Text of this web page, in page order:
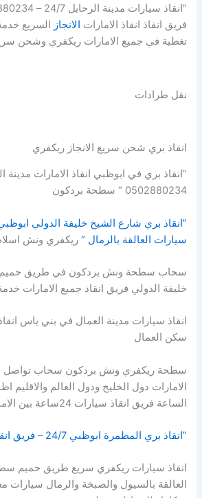
فريق انقاذ انقاذ الامارات
الانجاز
السريع
تغطية في جميع الامارات ريكفري وشحن
نقل طرادات
انقاذ بري شحن سريع الانجاز ريكفري
0502880234 “ سطحة بردكون
سيارات العالقة بالرمال “ ريكفري ونش
سحاب سطحة ونش بردكون في طريق حميم
خليفة الدولي فريق انقاذ جميع الامارات
انقاذ سيارات مدينة العمال في بني ياس
سكن العمال
سطحة ريكفري ونش بردكون سحاب تواصل
الامارات دول الخليج ودول العالم والاقليم
الساعة فريق انقاذ سيارات 24ساعة بين الامارات
”انقاذ بري المطمرة ابوظبي 24/7 – فريق انقاذ سيارات “
انقاذ سيارات ريكفري سريع طريق حميم
العالقة بالسيول والصبخة والرمال سيارات